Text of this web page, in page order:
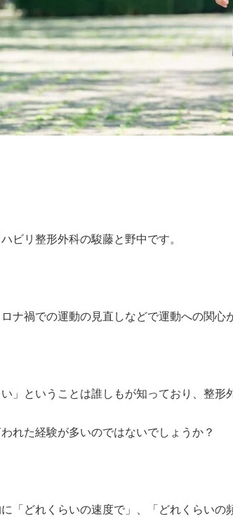
ビリ整形外科の駿藤と野中です。
ナ禍での運動の見直しなどで運動への関心
い」ということは誰しもが知っており、整
れた経験が多いのではないでしょうか？
「どれくらいの速度で」、「どれくらいの